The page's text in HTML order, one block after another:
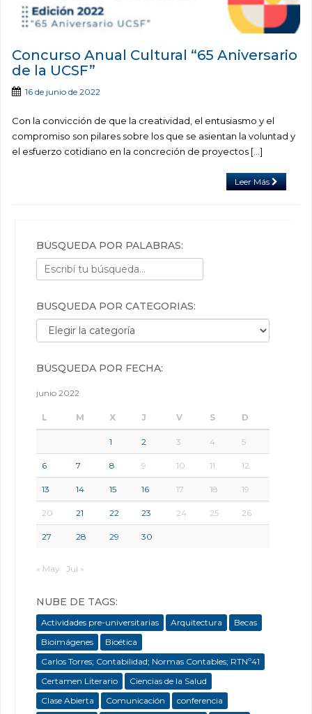
Concurso Anual Cultural “65 Aniversario
de la UCSF”
16 de junio de 2022
Con la convicción de que la creatividad, el entusiasmo y el
compromiso son pilares sobre los que se asientan la voluntad y
el esfuerzo cotidiano en la concreción de proyectos […]
Leer Más
BÚSQUEDA POR PALABRAS:
BÚSQUEDA POR CATEGORÍAS:
Búsqueda por categorías:
BÚSQUEDA POR FECHA:
junio 2022
L M X J V S D
1 2 3 4 5
6 7 8 9 10 11 12
13 14 15 16 17 18 19
20 21 22 23 24 25 26
27 28 29 30
« May Jul »
NUBE DE TAGS:
Actividades pre-universitarias Arquitectura
Becas
Bioimágenes
Bioética
Carlos Torres; Contabilidad; Normas Contables; RTNº41
Certamen Literario
Ciencias de la Salud
Clase Abierta
Comunicación
conferencia